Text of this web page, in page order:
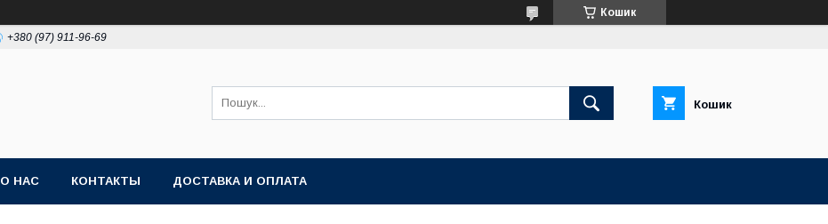
Кошик
+380 (97) 911-96-69
Кошик
О НАС КОНТАКТЫ ДОСТАВКА И ОПЛАТА